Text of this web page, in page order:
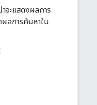
จะแสดงผลการ
ผลการค้นหาใน